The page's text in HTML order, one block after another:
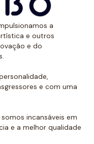
piscina e no mar, e
diferentes
resistência,
acessórios
aos seus treinos:
mais
tamanhos,
a
e outros
e do
e com uma
incansáveis em
e a melhor qualidade